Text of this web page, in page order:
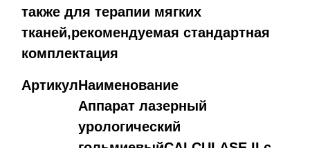
также для терапии мягких
тканей,рекомендуемая стандартная
комплектация
АртикулНаименование
Аппарат лазерный
урологический